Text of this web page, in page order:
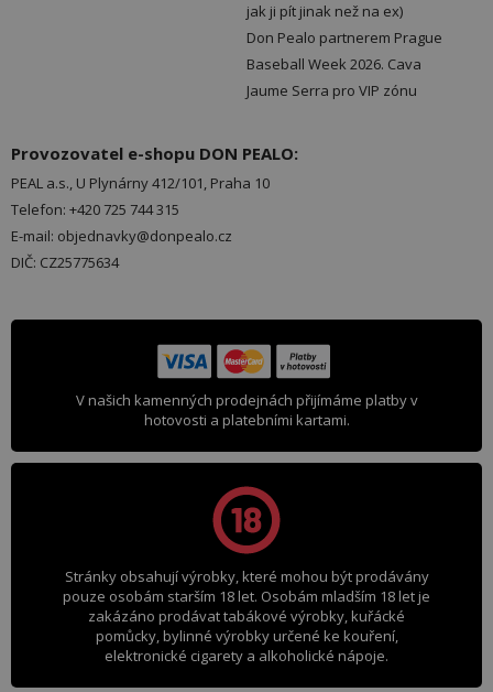
jak ji pít jinak než na ex)
Don Pealo partnerem Prague
Baseball Week 2026. Cava
Jaume Serra pro VIP zónu
Provozovatel e-shopu DON PEALO:
PEAL a.s., U Plynárny 412/101, Praha 10
Telefon: +420 725 744 315
E-mail: objednavky@donpealo.cz
DIČ: CZ25775634
V našich kamenných prodejnách přijímáme platby v
hotovosti a platebními kartami.
Stránky obsahují výrobky, které mohou být prodávány
pouze osobám starším 18 let. Osobám mladším 18 let je
zakázáno prodávat tabákové výrobky, kuřácké
pomůcky, bylinné výrobky určené ke kouření,
elektronické cigarety a alkoholické nápoje.